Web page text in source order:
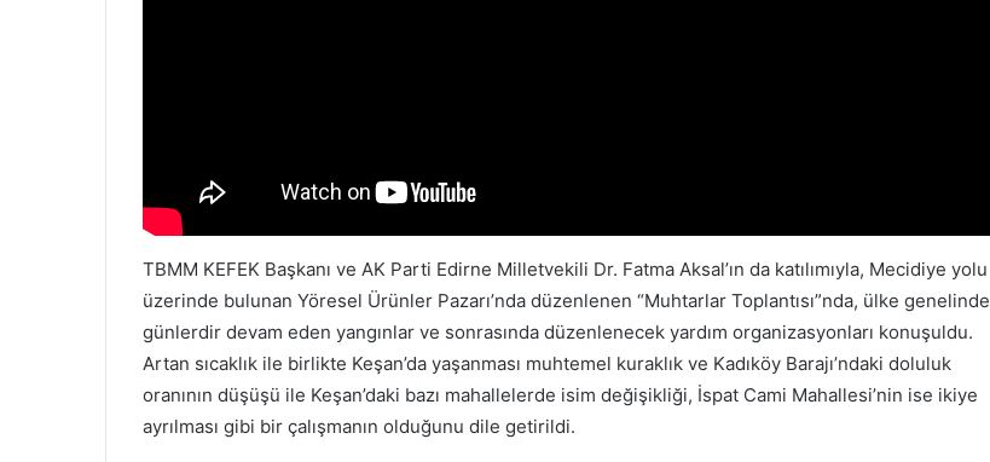
TBMM KEFEK Başkanı ve AK Parti Edirne Milletvekili Dr. Fatma Aksal’ın da katılımıyla, Mecidiye yolu
üzerinde bulunan Yöresel Ürünler Pazarı’nda düzenlenen “Muhtarlar Toplantısı”nda, ülke genelinde
günlerdir devam eden yangınlar ve sonrasında düzenlenecek yardım organizasyonları konuşuldu.
Artan sıcaklık ile birlikte Keşan’da yaşanması muhtemel kuraklık ve Kadıköy Barajı’ndaki doluluk
oranının düşüşü ile Keşan’daki bazı mahallelerde isim değişikliği, İspat Cami Mahallesi’nin ise ikiye
ayrılması gibi bir çalışmanın olduğunu dile getirildi.